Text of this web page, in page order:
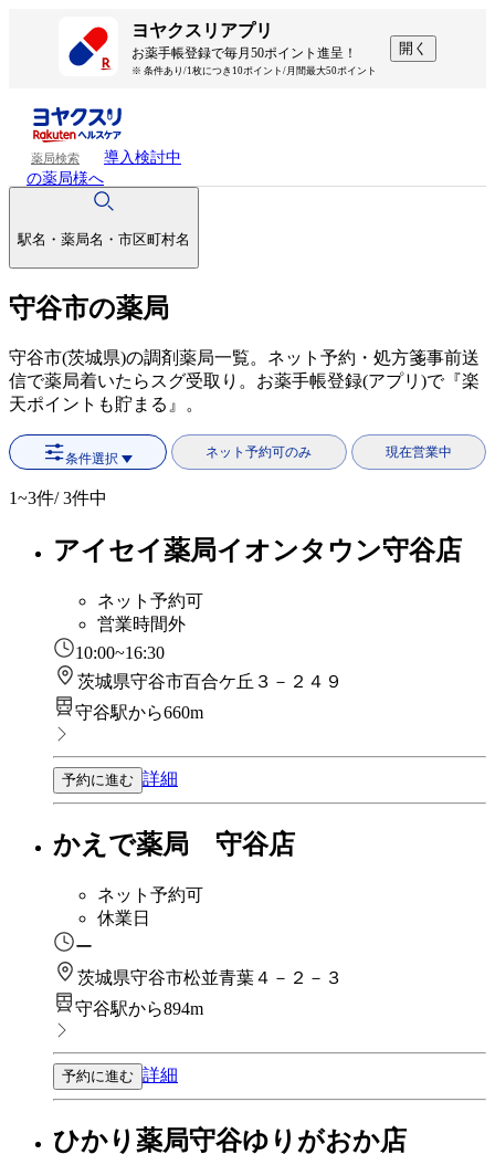
ヨヤクスリアプリ
お薬手帳登録で毎月50ポイント進呈！
※ 条件あり/1枚につき10ポイント/月間最大50ポイント
開く
薬局検索
導入検討中
の薬局様へ
駅名・薬局名・市区町村名
守谷市の薬局
守谷市(茨城県)の調剤薬局一覧。ネット予約・処方箋事前送
信で薬局着いたらスグ受取り。お薬手帳登録(アプリ)で『楽
天ポイントも貯まる』。
条件選択 ネット予約可のみ 現在営業中
1~3件/ 3件中
アイセイ薬局イオンタウン守谷店
ネット予約可
営業時間外
10:00~16:30
茨城県守谷市百合ケ丘３－２４９
守谷駅から660m
予約に進む 詳細
かえで薬局 守谷店
ネット予約可
休業日
ー
茨城県守谷市松並青葉４－２－３
守谷駅から894m
予約に進む 詳細
ひかり薬局守谷ゆりがおか店